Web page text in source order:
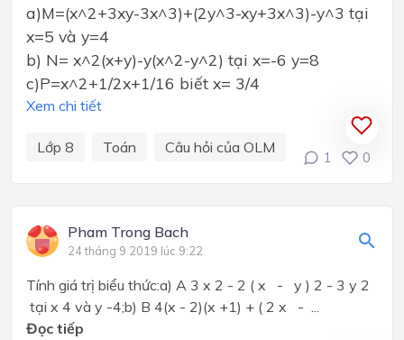
a)M=(x^2+3xy-3x^3)+(2y^3-xy+3x^3)-y^3 tại
x=5 và y=4
b) N= x^2(x+y)-y(x^2-y^2) tại x=-6 y=8
c)P=x^2+1/2x+1/16 biết x= 3/4
Xem chi tiết
Lớp 8 Toán Câu hỏi của OLM
1 0
Pham Trong Bach
24 tháng 9 2019 lúc 9:22
Tính giá trị biểu thức:a) A 3 x 2 - 2 ( x - y ) 2 - 3 y 2
tại x 4 và y -4;b) B 4(x - 2)(x +1) + ( 2 x - ...
Đọc tiếp